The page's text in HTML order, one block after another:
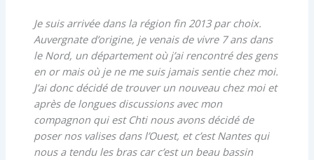
Je suis arrivée dans la région fin 2013 par choix.
Auvergnate d’origine, je venais de vivre 7 ans dans
le Nord, un département où j’ai rencontré des gens
en or mais où je ne me suis jamais sentie chez moi.
J’ai donc décidé de trouver un nouveau chez moi et
après de longues discussions avec mon
compagnon qui est Chti nous avons décidé de
poser nos valises dans l’Ouest, et c’est Nantes qui
nous a tendu les bras car c’est un beau bassin